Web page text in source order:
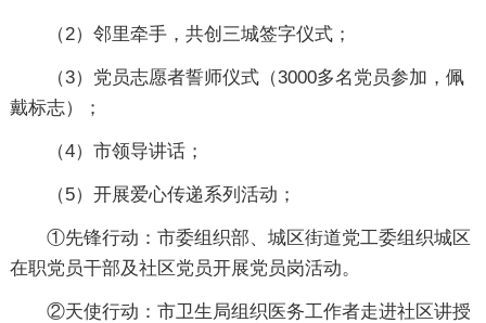
（2）邻里牵手，共创三城签字仪式；
（3）党员志愿者誓师仪式（3000多名党员参加，佩
戴标志）；
（4）市领导讲话；
（5）开展爱心传递系列活动；
①先锋行动：市委组织部、城区街道党工委组织城区
在职党员干部及社区党员开展党员岗活动。
②天使行动：市卫生局组织医务工作者走进社区讲授